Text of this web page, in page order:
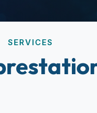
SERVICES